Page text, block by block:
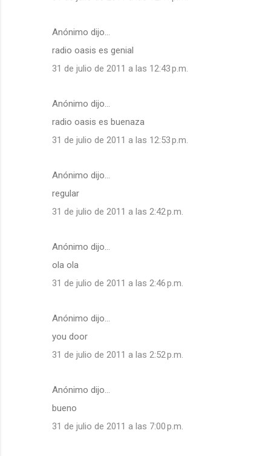
Anónimo dijo…
radio oasis es genial
31 de julio de 2011 a las 12:43 p.m.
Anónimo dijo…
radio oasis es buenaza
31 de julio de 2011 a las 12:53 p.m.
Anónimo dijo…
regular
31 de julio de 2011 a las 2:42 p.m.
Anónimo dijo…
ola ola
31 de julio de 2011 a las 2:46 p.m.
Anónimo dijo…
you door
31 de julio de 2011 a las 2:52 p.m.
Anónimo dijo…
bueno
31 de julio de 2011 a las 7:00 p.m.